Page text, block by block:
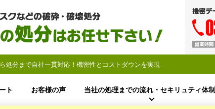
分まで自社一貫対応！機密性とコストダウンを実現
ト お客様の声 当社の処理までの流れ・セキリュティ体制